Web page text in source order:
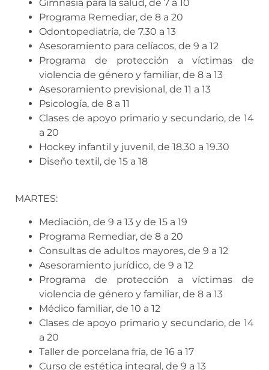
Gimnasia para la salud, de 7 a 10
Programa Remediar, de 8 a 20
Odontopediatría, de 7.30 a 13
Asesoramiento para celíacos, de 9 a 12
Programa de protección a víctimas de
violencia de género y familiar, de 8 a 13
Asesoramiento previsional, de 11 a 13
Psicología, de 8 a 11
Clases de apoyo primario y secundario, de 14
a 20
Hockey infantil y juvenil, de 18.30 a 19.30
Diseño textil, de 15 a 18
MARTES:
Mediación, de 9 a 13 y de 15 a 19
Programa Remediar, de 8 a 20
Consultas de adultos mayores, de 9 a 12
Asesoramiento jurídico, de 9 a 12
Programa de protección a víctimas de
violencia de género y familiar, de 8 a 13
Médico familiar, de 10 a 12
Clases de apoyo primario y secundario, de 14
a 20
Taller de porcelana fría, de 16 a 17
Curso de estética integral, de 9 a 13